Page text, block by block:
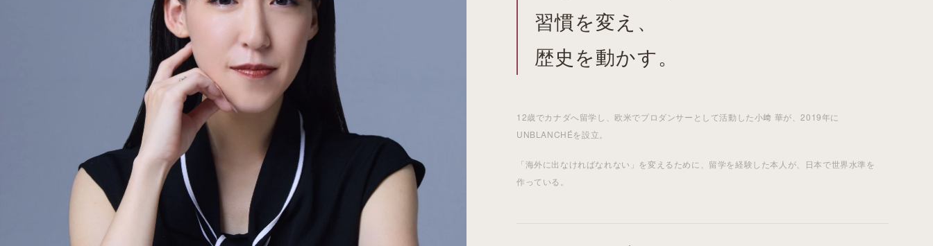
習慣を変え、
歴史を動かす。
12歳でカナダへ留学 し、欧米でプロダンサーとして活動した小﨑 華が、2019年に
UNBLANCHÉを設立。
「海外に出なければなれない」を変えるために、 留学を経験した本人が、日本で世界水準を
作っている。